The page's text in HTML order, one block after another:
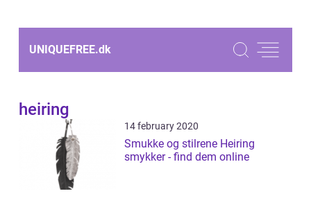
UNIQUEFREE.dk
heiring
14 february 2020
Smukke og stilrene Heiring
smykker - find dem online